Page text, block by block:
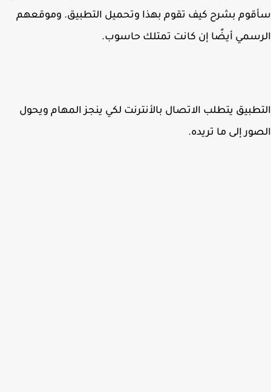
بشرح كيف تقوم بهذا وتحميل التطبيق. وموقعهم
أيضًا إن كانت تمتلك حاسوب.
يتطلب الاتصال بالأنترنت لكي ينجز المهام ويحول
إلى ما تريده.